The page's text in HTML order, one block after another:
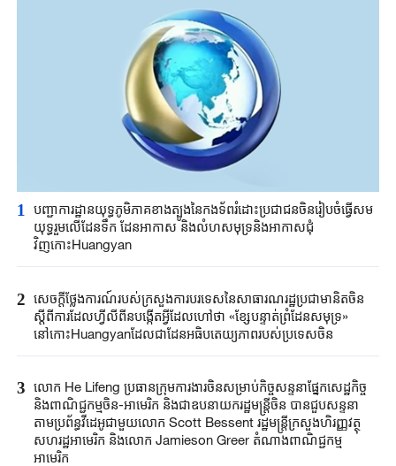
1 បញ្ជាការដ្ឋានយុទ្ធភូមិភាគខាងត្បូងនៃកងទ័ពរំដោះប្រជាជនចិនរៀបចំធ្វើសម
យុទ្ធរួមលើដែនទឹក ដែនអាកាស និងលំហសមុទ្រនិងអាកាសជុំ
វិញកោះHuangyan
2 សេចក្តីថ្លែងការណ៍របស់ក្រសួងការបរទេសនៃសាធារណរដ្ឋប្រជាមានិតចិន
ស្តីពីការដែលហ្វីលីពីនបង្កើតអ្វីដែលហៅថា «ខ្សែបន្ទាត់ព្រំដែនសមុទ្រ»
នៅកោះHuangyanដែលជាដែនអធិបតេយ្យភាពរបស់ប្រទេសចិន
3 លោក He Lifeng ប្រធានក្រុមការងារចិនសម្រាប់កិច្ចសន្ទនាផ្នែកសេដ្ឋកិច្ច
និងពាណិជ្ជកម្មចិន-អាមេរិក និងជាឧបនាយករដ្ឋមន្រ្តីចិន បានជួបសន្ទនា
តាមប្រព័ន្ធវីដេអូជាមួយលោក Scott Bessent រដ្ឋមន្ត្រីក្រសួងហិរញ្ញវត្ថុ
សហរដ្ឋអាមេរិក និងលោក Jamieson Greer តំណាងពាណិជ្ជកម្ម
អាមេរិក